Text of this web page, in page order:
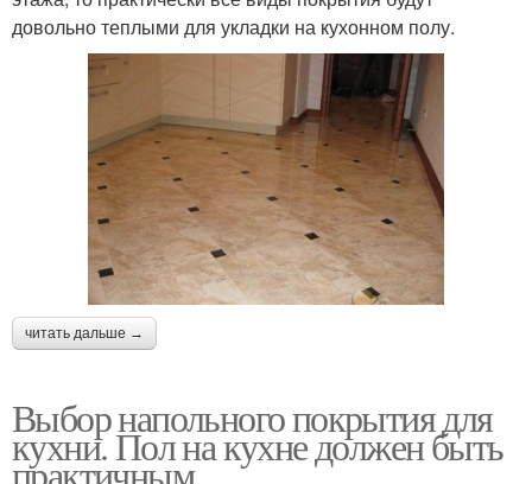
довольно теплыми для укладки на кухонном полу.
читать дальше →
Выбор напольного покрытия для
кухни. Пол на кухне должен быть
практичным